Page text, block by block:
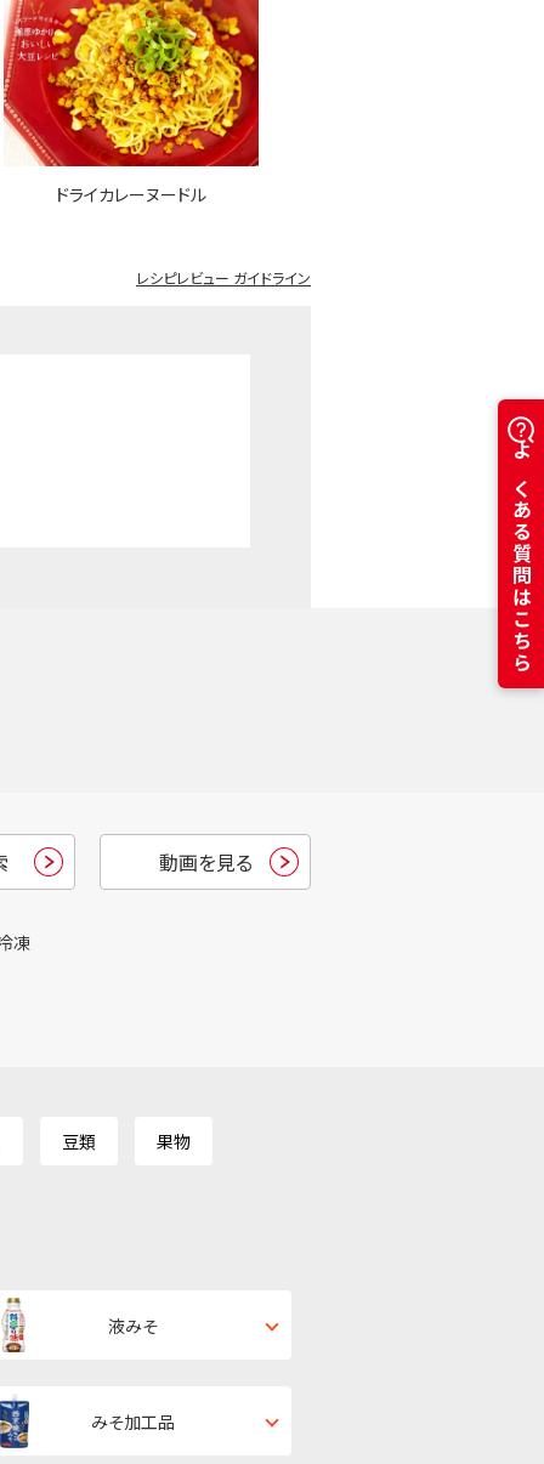
ドライカレーヌードル
レシピレビュー ガイドライン
動画を見る
凍
豆類 果物
液みそ
みそ加工品
よくある質問はこちら